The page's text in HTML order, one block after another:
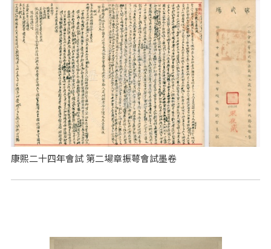
康熙二十四年會試 第二場章振萼會試墨卷